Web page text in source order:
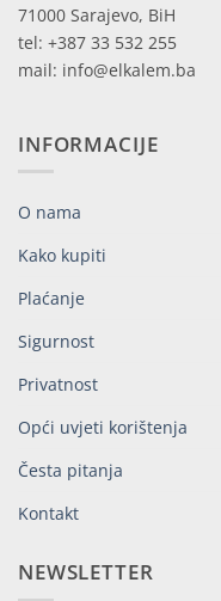
71000 Sarajevo, BiH
tel: +387 33 532 255
mail: info@elkalem.ba
INFORMACIJE
O nama
Kako kupiti
Plaćanje
Sigurnost
Privatnost
Opći uvjeti korištenja
Česta pitanja
Kontakt
NEWSLETTER